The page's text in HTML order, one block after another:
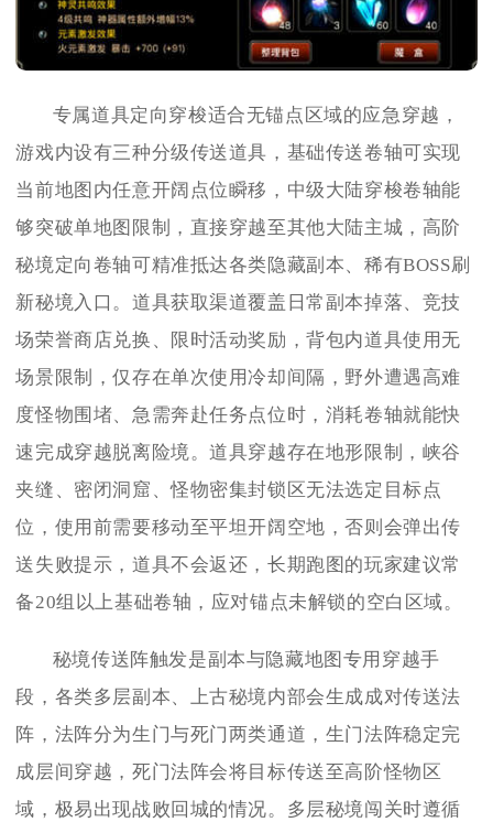
专属道具定向穿梭适合无锚点区域的应急穿越，
游戏内设有三种分级传送道具，基础传送卷轴可实现
当前地图内任意开阔点位瞬移，中级大陆穿梭卷轴能
够突破单地图限制，直接穿越至其他大陆主城，高阶
秘境定向卷轴可精准抵达各类隐藏副本、稀有BOSS刷
新秘境入口。道具获取渠道覆盖日常副本掉落、竞技
场荣誉商店兑换、限时活动奖励，背包内道具使用无
场景限制，仅存在单次使用冷却间隔，野外遭遇高难
度怪物围堵、急需奔赴任务点位时，消耗卷轴就能快
速完成穿越脱离险境。道具穿越存在地形限制，峡谷
夹缝、密闭洞窟、怪物密集封锁区无法选定目标点
位，使用前需要移动至平坦开阔空地，否则会弹出传
送失败提示，道具不会返还，长期跑图的玩家建议常
备20组以上基础卷轴，应对锚点未解锁的空白区域。
秘境传送阵触发是副本与隐藏地图专用穿越手
段，各类多层副本、上古秘境内部会生成成对传送法
阵，法阵分为生门与死门两类通道，生门法阵稳定完
成层间穿越，死门法阵会将目标传送至高阶怪物区
域，极易出现战败回城的情况。多层秘境闯关时遵循